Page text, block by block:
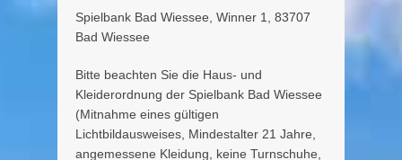
Spielbank Bad Wiessee, Winner 1, 83707
Bad Wiessee
Bitte beachten Sie die Haus- und
Kleiderordnung der Spielbank Bad Wiessee
(Mitnahme eines gültigen
Lichtbildausweises, Mindestalter 21 Jahre,
angemessene Kleidung, keine Turnschuhe,